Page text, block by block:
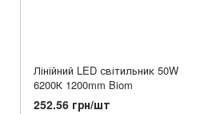
Лінійний LED світильник 50W
6200К 1200mm Biom
252.56 грн/шт